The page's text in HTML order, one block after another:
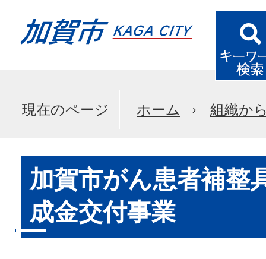
現在のページ ホーム 組織か
加賀市がん患者補整
成金交付事業